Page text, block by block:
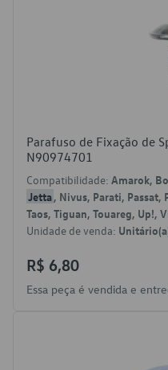
Parafuso de Fixação de
N90974701
Compatibilidade: Amarok,
Jetta, Nivus, Parati, Passat,
Taos, Tiguan, Touareg, Up!,
Unidade de venda:
R$ 6,80
Essa peça é vendida e